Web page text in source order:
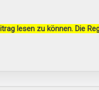
lesen zu können. Die